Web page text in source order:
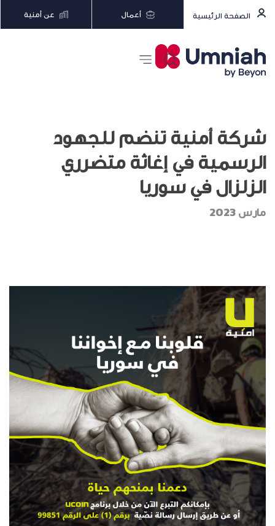
الصفحة الرئيسية أعمال عن أمنية
شركة أمنية تنضم للجهود
الرسمية في إغاثة متضرري
الزلزال في سوريا
مارس 2023